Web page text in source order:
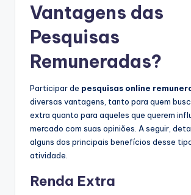
Vantagens das
Pesquisas
Remuneradas?
Participar de pesquisas online
diversas vantagens, tanto para quem
extra quanto para aqueles que querem
mercado com suas opiniões. A seguir,
alguns dos principais benefícios desse
atividade.
Renda Extra